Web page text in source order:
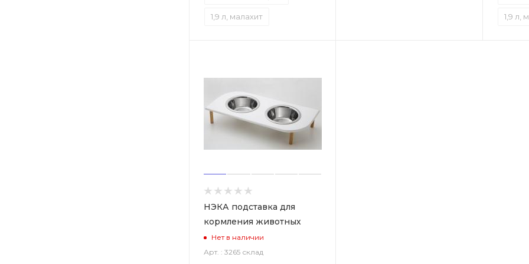
1,9 л, малахит 1,9 л,
НЭКА подставка для
кормления животных
Нет в наличии
Арт. : 3265 склад